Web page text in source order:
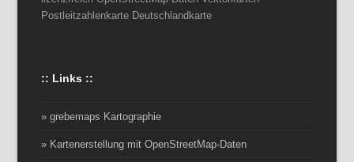
Postleitzahlenkarte Deutschlandkarte
:: Links ::
» grebemaps Kartographie
» Kartenerstellung mit OpenStreetMap-Daten